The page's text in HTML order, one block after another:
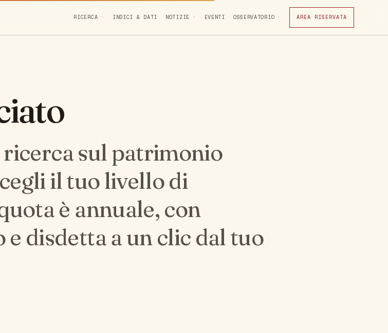
RICERCA INDICI & DATI NOTIZIE EVENTI OSSERVATORIO AREA RISERVATA
sul patrimonio
il tuo livello di
è annuale, con
disdetta a un clic dal tuo